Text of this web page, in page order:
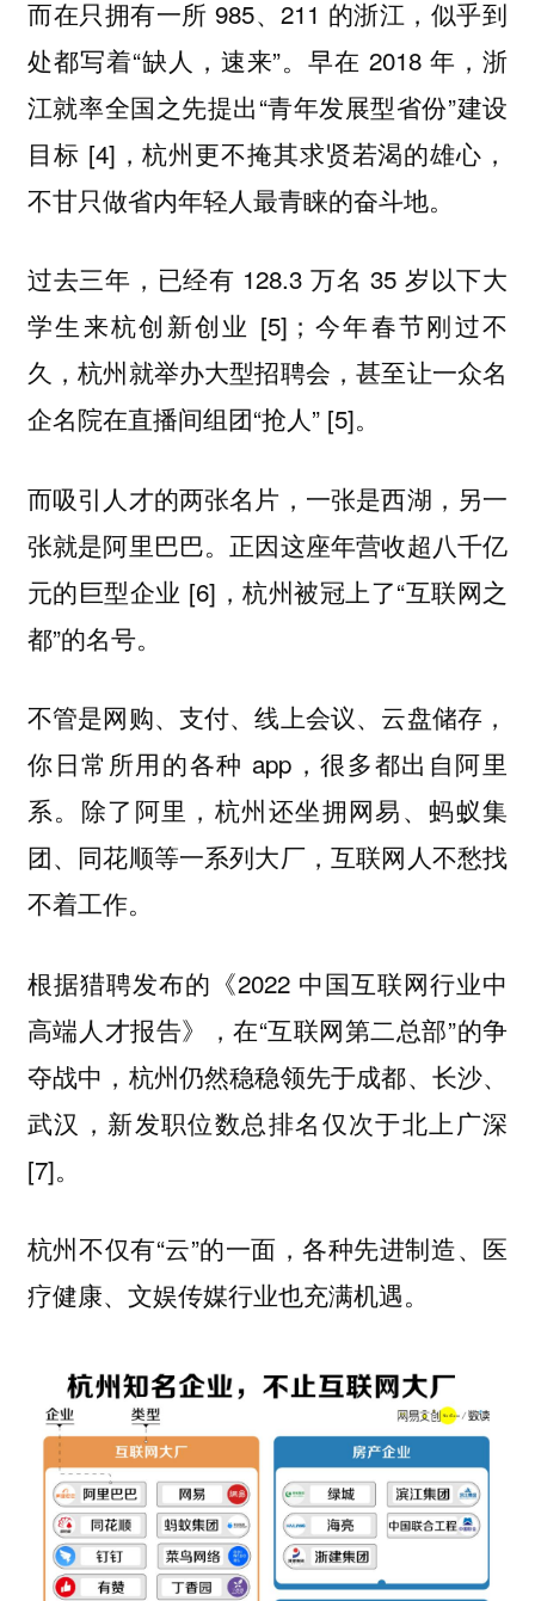
而在只拥有一所 985、211 的浙江，似乎到
处都写着“缺人，速来”。早在 2018 年，浙
江就率全国之先提出“青年发展型省份”建设
目标 [4]，杭州更不掩其求贤若渴的雄心，
不甘只做省内年轻人最青睐的奋斗地。
过去三年，已经有 128.3 万名 35 岁以下大
学生来杭创新创业 [5]；今年春节刚过不
久，杭州就举办大型招聘会，甚至让一众名
企名院在直播间组团“抢人” [5]。
而吸引人才的两张名片，一张是西湖，另一
张就是阿里巴巴。正因这座年营收超八千亿
元的巨型企业 [6]，杭州被冠上了“互联网之
都”的名号。
不管是网购、支付、线上会议、云盘储存，
你日常所用的各种 app，很多都出自阿里
系。除了阿里，杭州还坐拥网易、蚂蚁集
团、同花顺等一系列大厂，互联网人不愁找
不着工作。
根据猎聘发布的《2022 中国互联网行业中
高端人才报告》，在“互联网第二总部”的争
夺战中，杭州仍然稳稳领先于成都、长沙、
武汉，新发职位数总排名仅次于北上广深
[7]。
杭州不仅有“云”的一面，各种先进制造、医
疗健康、文娱传媒行业也充满机遇。